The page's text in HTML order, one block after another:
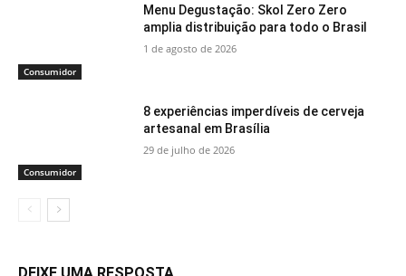
Consumidor
Menu Degustação: Skol Zero Zero
amplia distribuição para todo o Brasil
1 de agosto de 2026
Consumidor
8 experiências imperdíveis de cerveja
artesanal em Brasília
29 de julho de 2026